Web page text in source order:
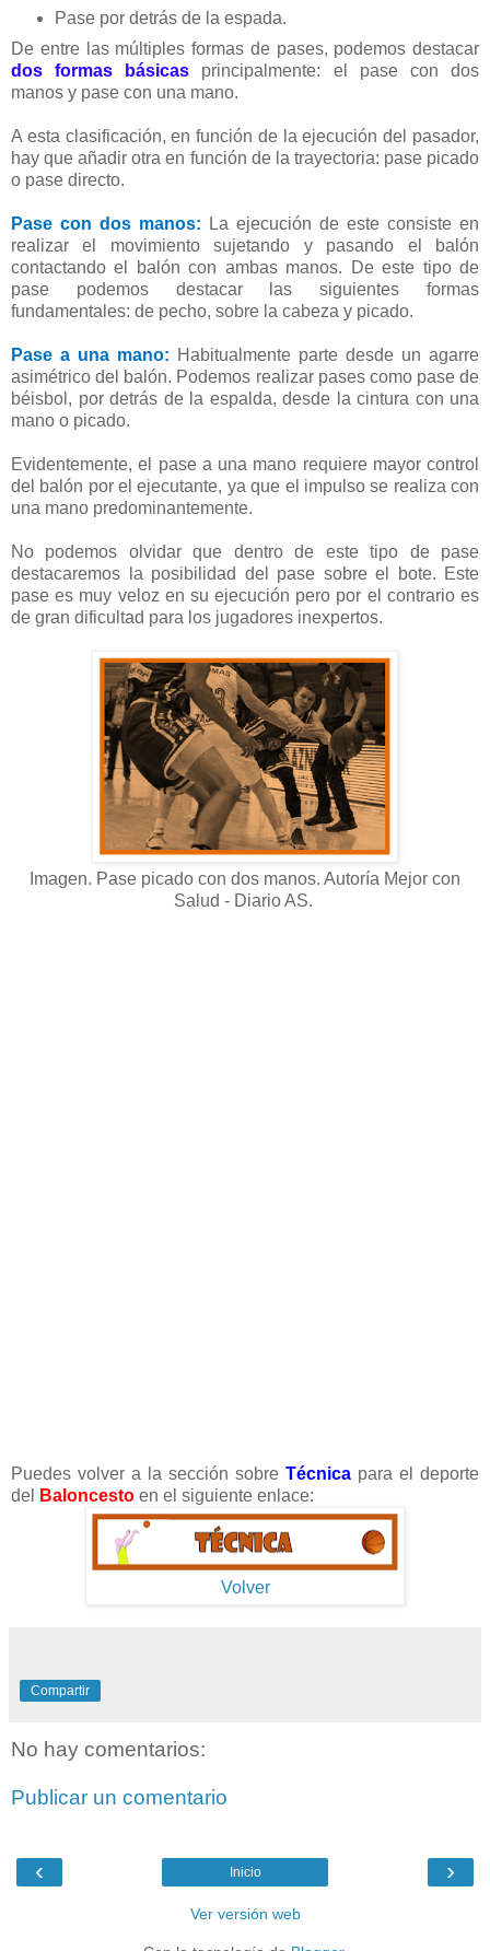
Pase por detrás de la espada.
De entre las múltiples formas de pases, podemos destacar
dos formas básicas principalmente: el pase con dos
manos y pase con una mano.
A esta clasificación, en función de la ejecución del pasador,
hay que añadir otra en función de la trayectoria: pase picado
o pase directo.
Pase con dos manos: La ejecución de este consiste en
realizar el movimiento sujetando y pasando el balón
contactando el balón con ambas manos. De este tipo de
pase podemos destacar las siguientes formas
fundamentales: de pecho, sobre la cabeza y picado.
Pase a una mano: Habitualmente parte desde un agarre
asimétrico del balón. Podemos realizar pases como pase de
béisbol, por detrás de la espalda, desde la cintura con una
mano o picado.
Evidentemente, el pase a una mano requiere mayor control
del balón por el ejecutante, ya que el impulso se realiza con
una mano predominantemente.
No podemos olvidar que dentro de este tipo de pase
destacaremos la posibilidad del pase sobre el bote. Este
pase es muy veloz en su ejecución pero por el contrario es
de gran dificultad para los jugadores inexpertos.
Imagen. Pase picado con dos manos. Autoría Mejor con
Salud - Diario AS.
Puedes volver a la sección sobre Técnica para el deporte
del
Baloncesto en el siguiente enlace:
Volver
Compartir
No hay comentarios:
Publicar un comentario
‹ ›
Inicio
Ver versión web